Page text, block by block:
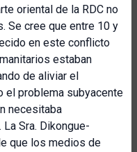
oriental de la RDC no
Se cree que entre 10 y
en este conflicto
estaban
de aliviar el
el problema subyacente
necesitaba
Sra. Dikongue-
que los medios de